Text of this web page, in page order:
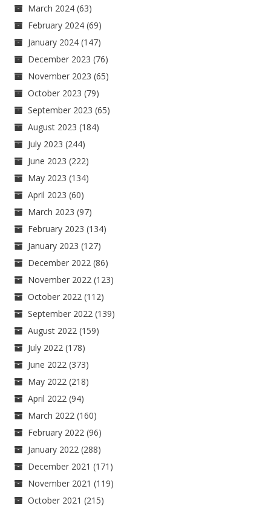
March 2024 (63)
February 2024 (69)
January 2024 (147)
December 2023 (76)
November 2023 (65)
October 2023 (79)
September 2023 (65)
August 2023 (184)
July 2023 (244)
June 2023 (222)
May 2023 (134)
April 2023 (60)
March 2023 (97)
February 2023 (134)
January 2023 (127)
December 2022 (86)
November 2022 (123)
October 2022 (112)
September 2022 (139)
August 2022 (159)
July 2022 (178)
June 2022 (373)
May 2022 (218)
April 2022 (94)
March 2022 (160)
February 2022 (96)
January 2022 (288)
December 2021 (171)
November 2021 (119)
October 2021 (215)